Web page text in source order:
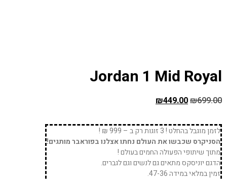
Jordan 1 Mid Royal
₪699.00
₪449.00
לזמן מוגבל בהחלט ! 3 זוגות רק ב – 999 ₪ !
הסניקרס שכבשו את העולם נחתו אצלנו בפוראבר מותגים!
מתוך שיתופי הפעולה החמים בעולם !
הדגם יוניסקס מתאים גם לנשים וגם לגברים.
זמין במלאי במידה 47-36.